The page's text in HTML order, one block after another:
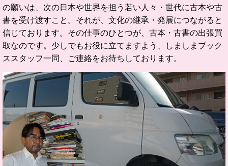
の願いは、次の日本や世界を担う若い人々・世代に古本や古
書を受け渡すこと。 それが、文化の継承・発展につながると
信じております。 その仕事のひとつが、古本・古書の出張買
取なのです。 少しでもお役に立てますよう、しましまブック
ススタッフ一同、ご連絡をお待ちしております。